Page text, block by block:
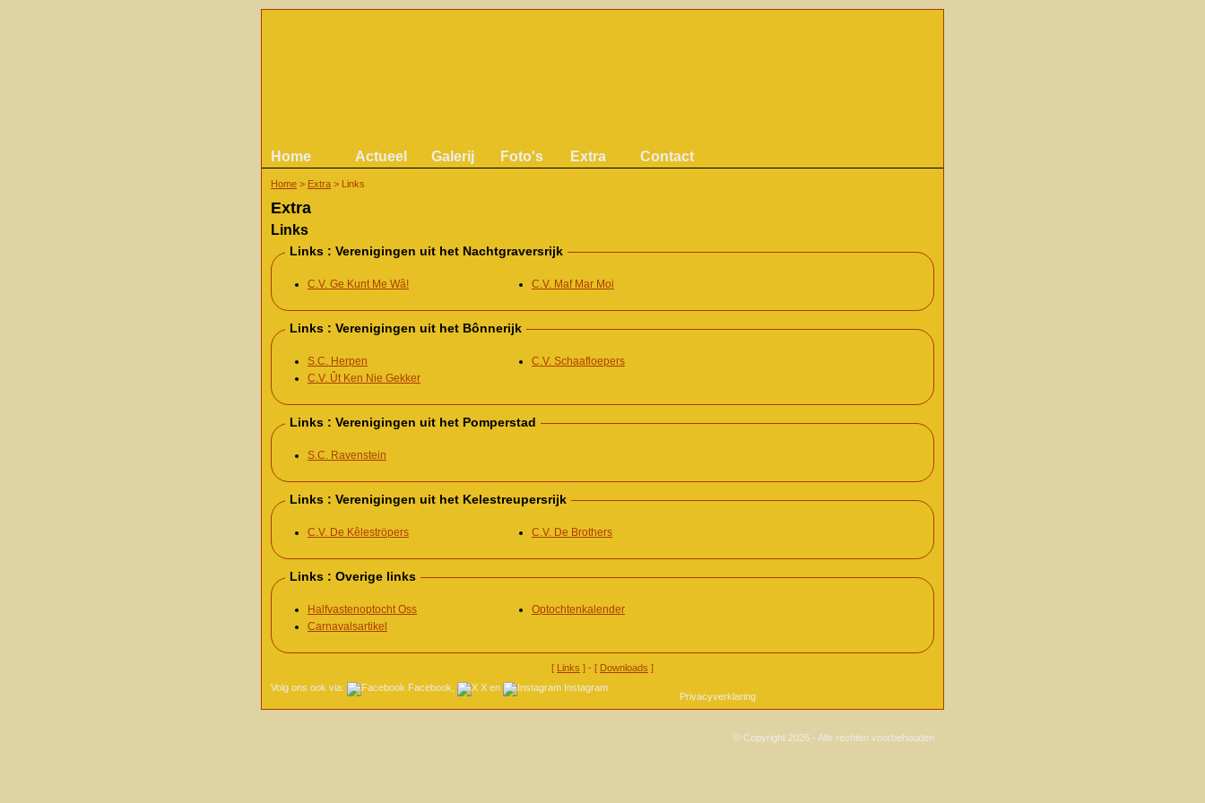
Home Actueel Galerij Foto's Extra Contact
Home > Extra > Links
Extra
Links
Links : Verenigingen uit het Nachtgraversrijk
C.V. Ge Kunt Me Wâ! C.V. Maf Mar Moi
Links : Verenigingen uit het Bônnerijk
S.C. Herpen
C.V. Ût Ken Nie Gekker
C.V. Schaafloepers
Links : Verenigingen uit het Pomperstad
S.C. Ravenstein
Links : Verenigingen uit het Kelestreupersrijk
C.V. De Kêleströpers C.V. De Brothers
Links : Overige links
Halfvastenoptocht Oss
Carnavalsartikel
Optochtenkalender
[ Links ] - [ Downloads ]
Volg ons ook via:
Facebook X en
Instagram
Privacyverklaring
© Copyright 2026 - Alle rechten voorbehouden